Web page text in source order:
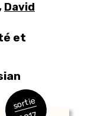
David
et
sortie